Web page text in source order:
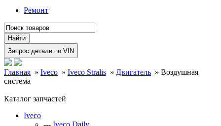
Ремонт
Главная » Iveco » Iveco Stralis » Двигатель » Воздушная
система
Каталог запчастей
Iveco
--- Iveco Daily